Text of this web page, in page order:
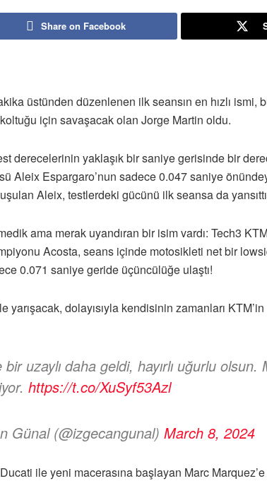
Share on Facebook
üstünden düzenlenen ilk seansın en hızlı ismi,
için savaşacak olan Jorge Martin oldu.
derecelerinin yaklaşık bir saniye gerisinde bir
Aleix Espargaro’nun sadece 0.047 saniye
Aleix, testlerdeki gücünü ilk seansa da
ama merak uyandıran bir isim vardı: Tech3
Acosta, seans içinde motosikleti net bir
0.071 saniye geride üçüncülüğe ulaştı!
yarışacak, dolayısıyla kendisinin zamanları
bir uzaylı daha geldi, hayırlı uğurlu
https://t.co/XuSyf53Azl
Günal (@izgecangunal) March 8, 2024
ile yeni macerasına başlayan Marc